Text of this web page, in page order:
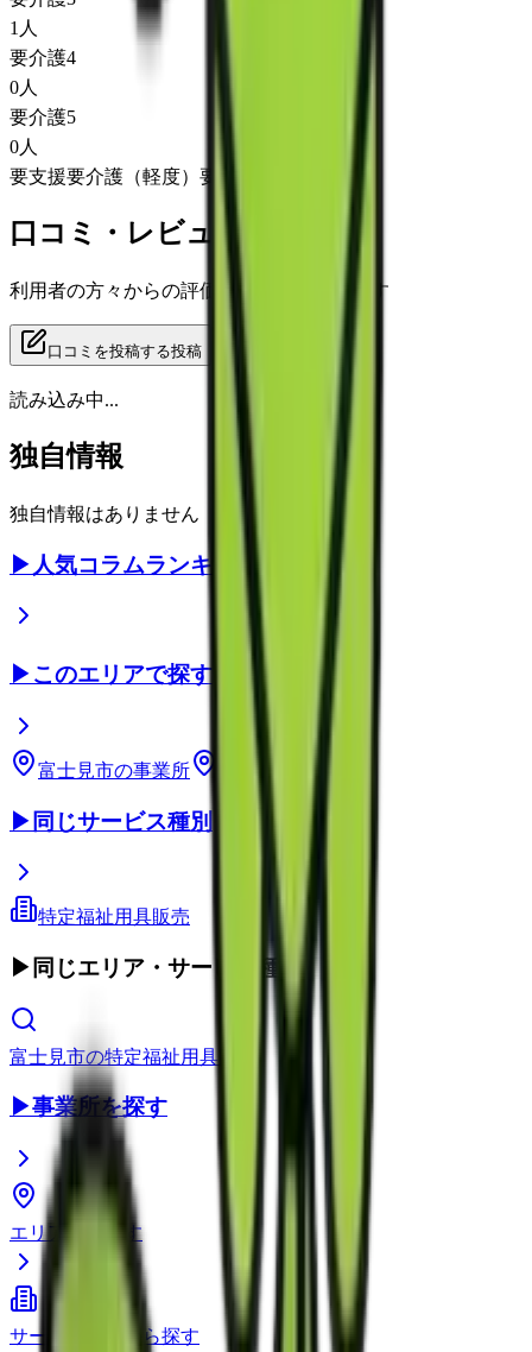
1 人
要介護4
0人
要介護5
0人
要支援要介護（軽度） 要介護（重度）
口コミ・レビュー
利用者の方々からの評価をご覧いただけます
口コミを投稿する投稿
読み込み中...
独自情報
独自情報はありません
▶ 人気コラムランキング
▶このエリアで探す
富士見市の事業所 埼玉県 の事業所
▶ 同じサービス種別
特定福祉用具販売
▶ 同じエリア・サービス種別
富士見市の特定福祉用具販売
▶事業所を探す
エリアから探す
サービス種別から探す